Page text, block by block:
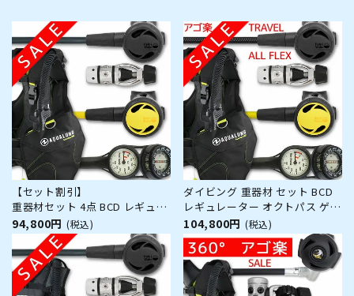
【セット割引】
重器材セット 4点 BCD レギュレ
ーター オクトパス ゲージ
【WAVE-Hreg2-Hoct2-
Hmfx2】 スキューバーダイビン
グ BC コンパス 2連ゲージ
94,800円 (税込)
ダイビング 重器材 セット BCD
レギュレーター オクトパス ゲー
ジ 重器材セット 4点
【WAVEFlx-Hreg2Flx-
Hoct2Flx-Hmfx2】 AQUALUNG
スキューバダイビング 重器材セ
ット OH オーバーホール クーポ
104,800円 (税込)